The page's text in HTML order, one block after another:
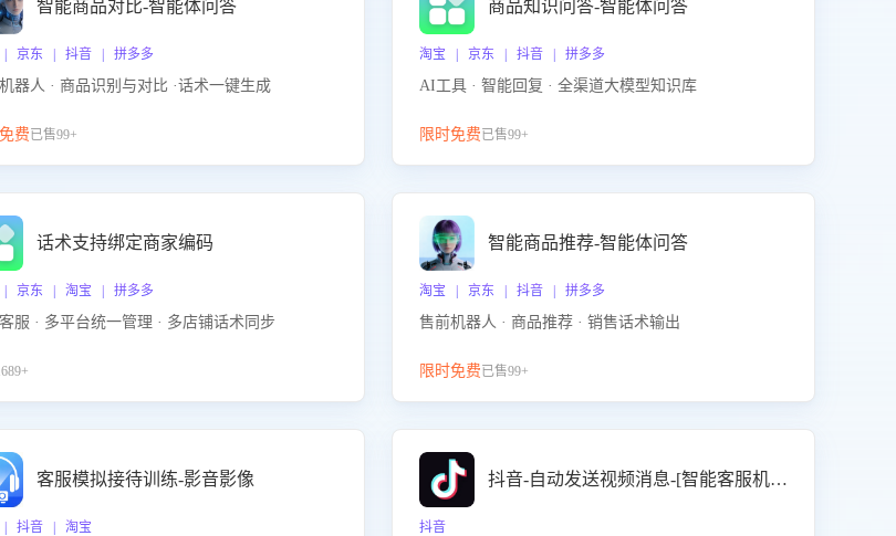
智能商品对比-智能体问答
| 京东 | 抖音 | 拼多多
器人 · 商品识别与对比 ·话术一键生成
费已售99+
商品知识问答-智能体问答
淘宝 | 京东 | 抖音 | 拼多多
AI工具 · 智能回复 · 全渠道大模型知识库
限时免费已售99+
话术支持绑定商家编码
| 京东 | 淘宝 | 拼多多
服 · 多平台统一管理 · 多店铺话术同步
智能商品推荐-智能体问答
淘宝 | 京东 | 抖音 | 拼多多
售前机器人 · 商品推荐 · 销售话术输出
限时免费已售99+
客服模拟接待训练-影音影像
| 抖音 | 淘宝
抖音-自动发送视频消息-[智能客服机器人]
抖音